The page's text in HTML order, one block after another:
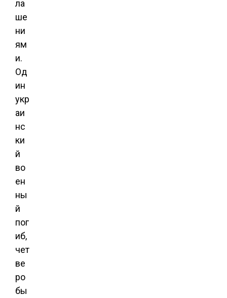
ла
ше
ни
ям
и.
Од
ин
укр
аи
нс
ки
й
во
ен
ны
й
пог
иб,
чет
ве
ро
бы